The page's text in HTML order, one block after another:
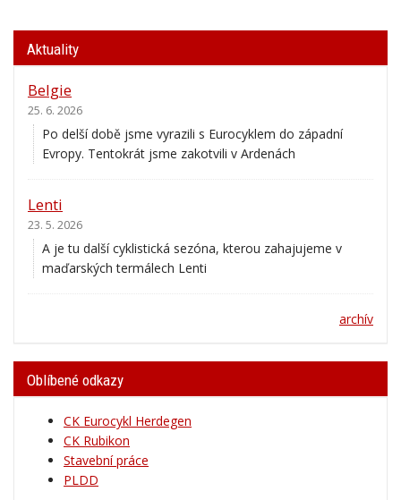
Aktuality
Belgie
25. 6. 2026
Po delší době jsme vyrazili s Eurocyklem do západní
Evropy. Tentokrát jsme zakotvili v Ardenách
Lenti
23. 5. 2026
A je tu další cyklistická sezóna, kterou zahajujeme v
maďarských termálech Lenti
archív
Oblíbené odkazy
CK Eurocykl Herdegen
CK Rubikon
Stavební práce
PLDD